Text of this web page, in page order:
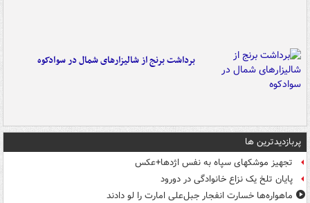
برداشت برنج از شالیزارهای شمال در سوادکوه
پربازدیدترین ها
تجهیز موشکهای سپاه به نفس اژدها+عکس
پایان تلخ یک نزاع خانوادگی در دورود
ماهواره‌ها خسارت انفجار جبل‌علی امارت را لو دادند